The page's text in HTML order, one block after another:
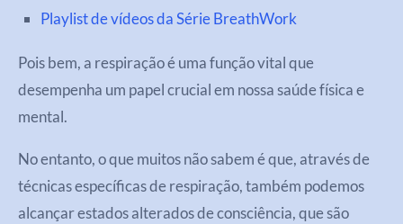
Playlist de vídeos da Série BreathWork
Pois bem, a respiração é uma função vital que
desempenha um papel crucial em nossa saúde física e
mental.
No entanto, o que muitos não sabem é que, através de
técnicas específicas de respiração, também podemos
alcançar estados alterados de consciência, que são